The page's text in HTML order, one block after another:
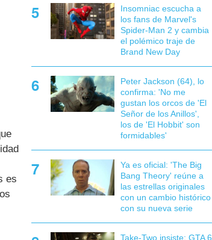
es
Insomniac escucha a
los fans de Marvel's
Spider-Man 2 y cambia
el polémico traje de
Brand New Day
Peter Jackson (64), lo
confirma: 'No me
gustan los orcos de 'El
Señor de los Anillos',
los de 'El Hobbit' son
formidables'
Ya es oficial: 'The Big
Bang Theory' reúne a
las estrellas originales
con un cambio histórico
con su nueva serie
Take-Two insiste: GTA 6